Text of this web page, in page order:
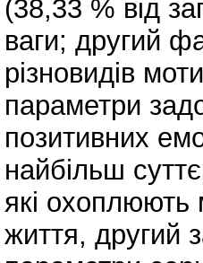
(38,33 % від
ваги; другий
різновидів
параметри
позитивних
найбільш
які охоплюють
життя, другий